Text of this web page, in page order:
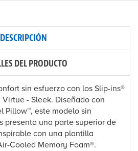
DESCRIPCIÓN
DEL PRODUCTO
sin esfuerzo con los Slip-ins®
Virtue - Sleek. Diseñado con
Pillow™, este modelo sin
presenta una parte superior de
con una plantilla
Cooled Memory Foam®.